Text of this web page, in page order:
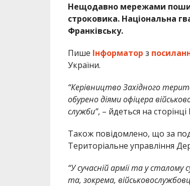
Нещодавно мережами
строковика. Національна
Франківську.
Пише Інформатор з
України.
“Керівництво Західного
обурено діями офіцера
служби”, – йдеться на сторінці
Також повідомлено, що за
Територіальне управління
“У сучасній армії та у
та, зокрема,